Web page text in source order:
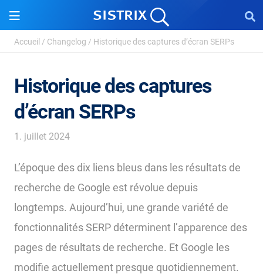
Accueil / Changelog / Historique des captures d’écran SERPs
Historique des captures
d’écran SERPs
1. juillet 2024
L’époque des dix liens bleus dans les résultats de
recherche de Google est révolue depuis
longtemps. Aujourd’hui, une grande variété de
fonctionnalités SERP déterminent l’apparence des
pages de résultats de recherche. Et Google les
modifie actuellement presque quotidiennement.